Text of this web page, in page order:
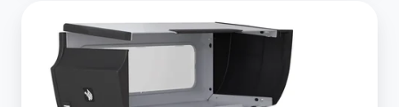
linerless:
menos
desperdício,